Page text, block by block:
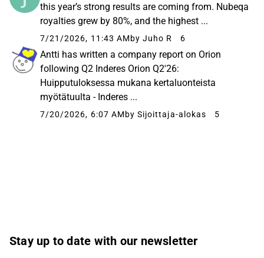
this year’s strong results are coming from. Nubeqa
royalties grew by 80%, and the highest ...
7/21/2026, 11:43 AMby Juho R 6
Antti has written a company report on Orion
following Q2 Inderes Orion Q2'26:
Huipputuloksessa mukana kertaluonteista
myötätuulta - Inderes ...
7/20/2026, 6:07 AM by Sijoittaja-alokas 5
Stay up to date with our newsletter